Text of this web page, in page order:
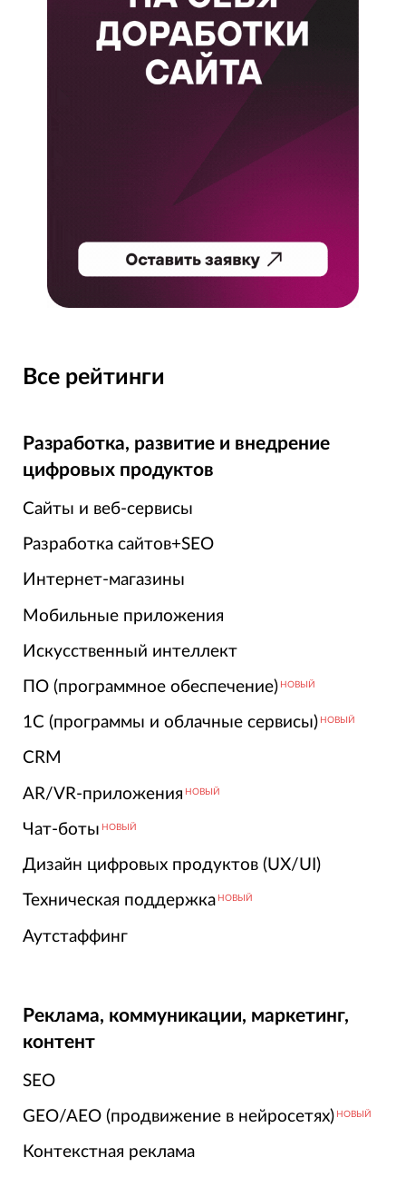
Все рейтинги
Разработка, развитие и внедрение
цифровых продуктов
Сайты и веб-сервисы
Разработка сайтов+SEO
Интернет-магазины
Мобильные приложения
Искусственный интеллект
ПО (программное обеспечение) НОВЫЙ
1С (программы и облачные сервисы) НОВЫЙ
CRM
AR/VR-приложения НОВЫЙ
Чат-боты НОВЫЙ
Дизайн цифровых продуктов (UX/UI)
Техническая поддержка НОВЫЙ
Аутстаффинг
Реклама, коммуникации, маркетинг,
контент
SEO
GEO/AEO (продвижение в нейросетях) НОВЫЙ
Контекстная реклама